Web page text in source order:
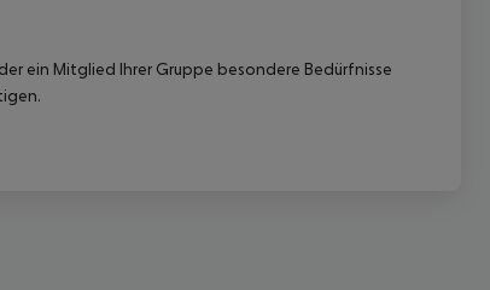
ein Mitglied Ihrer Gruppe besondere Bedürfnisse